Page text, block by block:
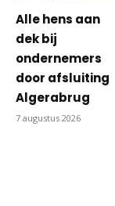
Alle hens aan
dek bij
ondernemers
door afsluiting
Algerabrug
7 augustus 2026